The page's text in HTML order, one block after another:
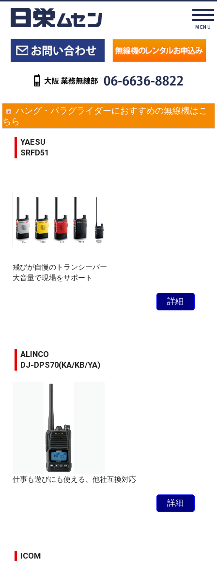
MENU
ハング・パラグライダーにおすすめの無線機はこ
ちら
YAESU
SRFD51
飛びが自慢のトランシーバー
大音量で現場をサポート
詳細
ALINCO
DJ-DPS70(KA/KB/YA)
仕事も遊びにも使える、他社互換対応
詳細
ICOM